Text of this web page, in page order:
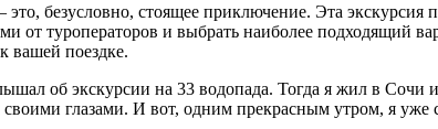
безусловно, стоящее приключение. Эта
от туроператоров и выбрать наиболее подходящий
вашей поездке.
об экскурсии на 33 водопада. Тогда я жил в Сочи
глазами. И вот, одним прекрасным утром, я уже